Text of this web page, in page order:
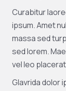
Curabitur
ipsum. Amet
massa sed
sed lorem.
vel leo
Glavrida dolor